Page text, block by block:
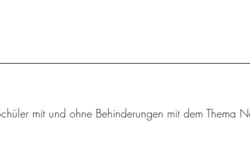
mit und ohne Behinderungen mit dem Thema